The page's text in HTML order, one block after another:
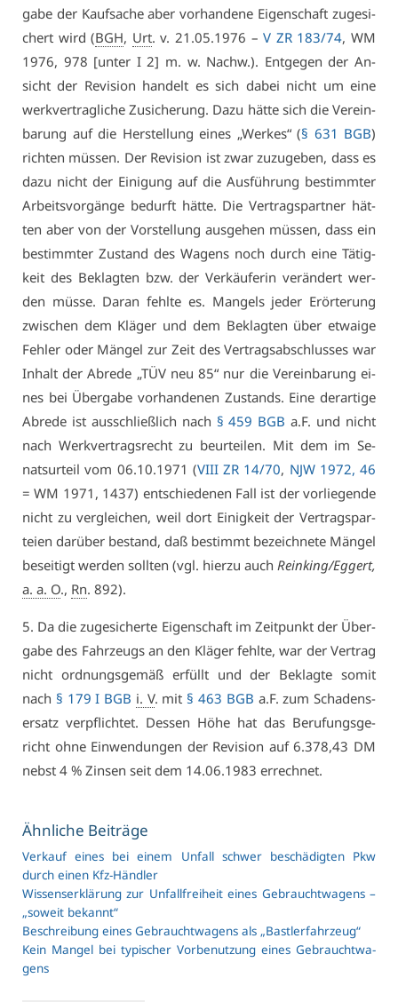
ga­be der Kauf­sa­che aber vor­han­de­ne Ei­gen­schaft zu­ge­si­
chert wird (BGH, Urt. v. 21.05.1976 –V ZR 183/74, WM
1976, 978 [un­ter I 2] m. w. Nachw.). Ent­ge­gen der An­
sicht der Re­vi­si­on han­delt es sich da­bei nicht um ei­ne
werk­ver­trag­li­che Zu­si­che­rung. Da­zu hät­te sich die Ver­ein­
ba­rung auf die Her­stel­lung ei­nes „Wer­kes“ (§ 631 BGB)
rich­ten müs­sen. Der Re­vi­si­on ist zwar zu­zu­ge­ben, dass es
da­zu nicht der Ei­ni­gung auf die Aus­füh­rung be­stimm­ter
Ar­beits­vor­gän­ge be­durft hät­te. Die Ver­trags­part­ner hät­
ten aber von der Vor­stel­lung aus­ge­hen müs­sen, dass ein
be­stimm­ter Zu­stand des Wa­gens noch durch ei­ne Tä­tig­
keit des Be­klag­ten bzw. der Ver­käu­fe­rin ver­än­dert wer­
den müs­se. Dar­an fehl­te es. Man­gels je­der Er­ör­te­rung
zwi­schen dem Klä­ger und dem Be­klag­ten über et­wai­ge
Feh­ler oder Män­gel zur Zeit des Ver­trags­ab­schlus­ses war
In­halt der Ab­re­de „TÜV neu 85“ nur die Ver­ein­ba­rung ei­
nes bei Über­ga­be vor­han­de­nen Zu­stands. Ei­ne der­ar­ti­ge
Ab­re­de ist aus­schließ­lich nach § 459 BGB a.F. und nicht
nach Werk­ver­trags­recht zu be­ur­tei­len. Mit dem im Se­
nats­ur­teil vom 06.10.1971 (VI­II ZR 14/70, NJW 1972, 46
= WM 1971, 1437) ent­schie­de­nen Fall ist der vor­lie­gen­de
nicht zu ver­glei­chen, weil dort Ei­nig­keit der Ver­trags­par­
tei­en dar­über be­stand, daß be­stimmt be­zeich­ne­te Män­gel
be­sei­tigt wer­den soll­ten (vgl. hier­zu auch Rein­king/Eg­gert,
a. a. O., Rn. 892).
5. Da die zu­ge­si­cher­te Ei­gen­schaft im Zeit­punkt der Über­
ga­be des Fahr­zeugs an den Klä­ger fehl­te, war der Ver­trag
nicht ord­nungs­ge­mäß er­füllt und der Be­klag­te so­mit
nach § 179 I BGB i. V. mit § 463 BGB a.F. zum Scha­dens­
er­satz ver­pflich­tet. Des­sen Hö­he hat das Be­ru­fungs­ge­
richt oh­ne Ein­wen­dun­gen der Re­vi­si­on auf 6.378,43 DM
nebst 4 % Zin­sen seit dem 14.06.1983 er­rech­net.
Ähn­li­che Bei­trä­ge
Ver­kauf ei­nes bei ei­nem Un­fall schwer be­schä­dig­ten Pkw
durch ei­nen Kfz-Händ­ler
Wis­sens­er­klä­rung zur Un­fall­frei­heit ei­nes Ge­braucht­wa­gens –
„so­weit be­kannt“
Be­schrei­bung ei­nes Ge­braucht­wa­gens als „Bast­ler­fahr­zeug“
Kein Man­gel bei ty­pi­scher Vor­be­nut­zung ei­nes Ge­braucht­wa­
gens